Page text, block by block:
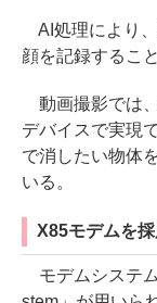
AI処理により
顔を記録するこ
動画撮影では
デバイスで実現
で消したい物体
いる。
X85モデムを採
モデムシステ